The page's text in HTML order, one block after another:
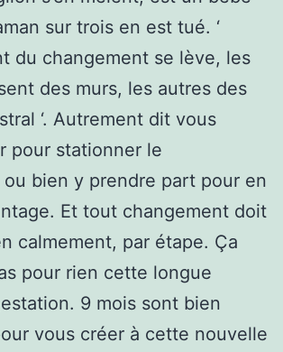
sur trois en est tué. ‘
du changement se lève, les
des murs, les autres des
‘. Autrement dit vous
pour stationner le
bien y prendre part pour en
Et tout changement doit
calmement, par étape. Ça
pour rien cette longue
9 mois sont bien
vous créer à cette nouvelle